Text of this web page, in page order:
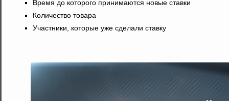
Время до которого принимаются новые ставки
Количество товара
Участники, которые уже сделали ставку